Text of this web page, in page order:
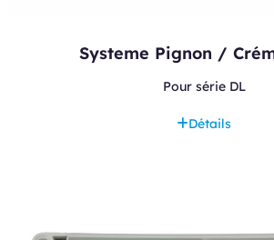
Systeme Pignon /
Pour série DL
Détails